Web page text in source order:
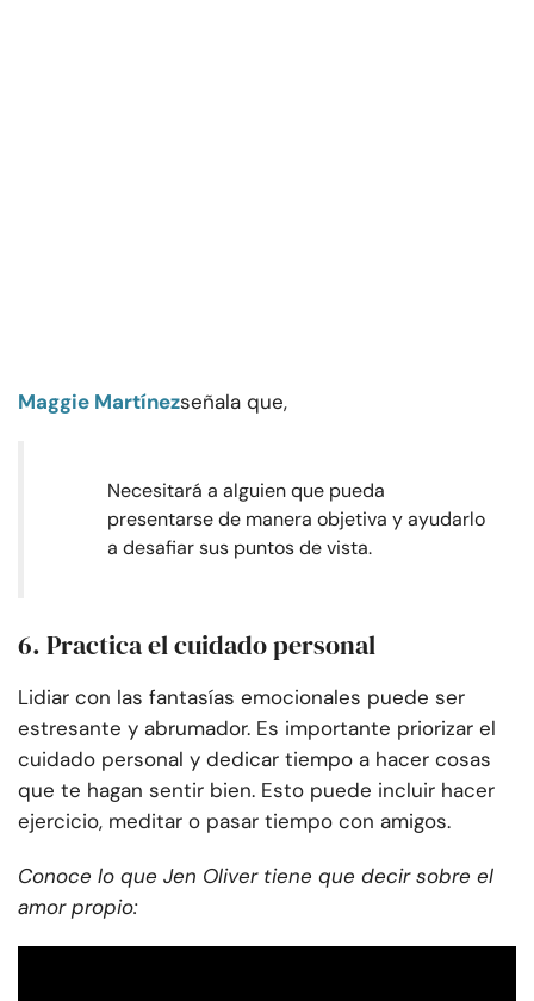
Maggie Martínezseñala que,
Necesitará a alguien que pueda
presentarse de manera objetiva y ayudarlo
a desafiar sus puntos de vista.
6. Practica el cuidado personal
Lidiar con las fantasías emocionales puede ser
estresante y abrumador. Es importante priorizar el
cuidado personal y dedicar tiempo a hacer cosas
que te hagan sentir bien. Esto puede incluir hacer
ejercicio, meditar o pasar tiempo con amigos.
Conoce lo que Jen Oliver tiene que decir sobre el
amor propio: